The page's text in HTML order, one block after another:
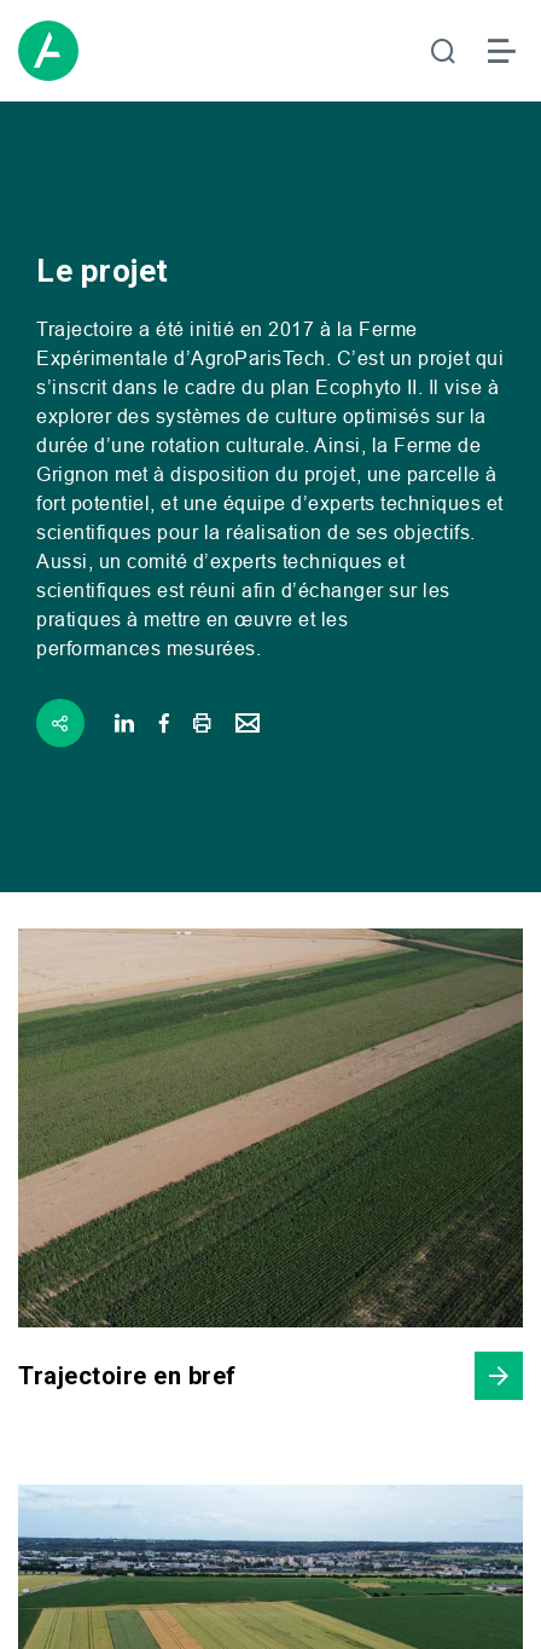
Le projet
Trajectoire a été initié en 2017 à la Ferme
Expérimentale d’AgroParisTech. C’est un projet qui
s’inscrit dans le cadre du plan Ecophyto II . Il vise à
explorer des systèmes de culture optimisés sur la
durée d’une rotation culturale. Ainsi, la Ferme de
Grignon met à disposition du projet, une parcelle à
fort potentiel, et une équipe d’experts techniques et
scientifiques pour la réalisation de ses objectifs.
Aussi, un comité d’experts techniques et
scientifiques est réuni afin d’échanger sur les
pratiques à mettre en œuvre et les
performances mesurées.
Trajectoire en bref